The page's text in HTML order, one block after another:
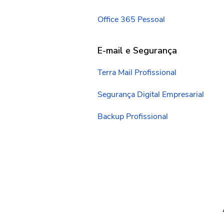
Office 365 Pessoal
E-mail e Segurança
Terra Mail Profissional
Segurança Digital Empresarial
Backup Profissional